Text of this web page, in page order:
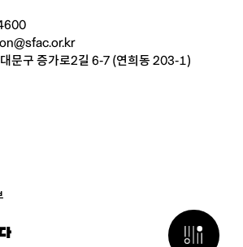
열기
문구 증가로2길 6-7 (연희동 203-1)